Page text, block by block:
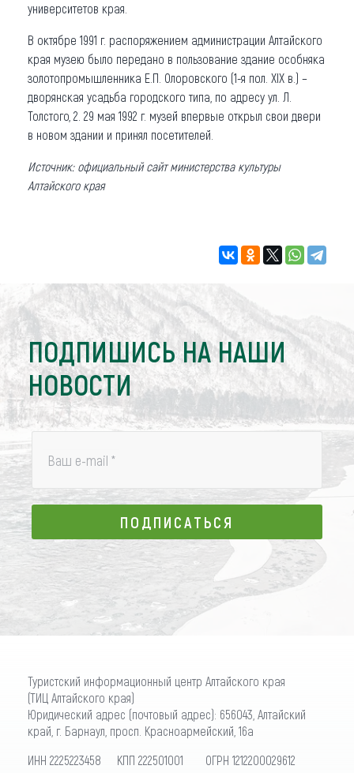
университетов края.
В октябре 1991 г. распоряжением администрации Алтайского
края музею было передано в пользование здание особняка
золотопромышленника Е.П. Олоровского (1-я пол. XIX в.) –
дворянская усадьба городского типа, по адресу ул. Л.
Толстого, 2. 29 мая 1992 г. музей впервые открыл свои двери
в новом здании и принял посетителей.
Источник: официальный сайт министерства культуры
Алтайского края
ПОДПИШИСЬ НА НАШИ
НОВОСТИ
Ваш e-mail *
ПОДПИСАТЬСЯ
ПОДПИСАТЬСЯ
Туристский информационный центр Алтайского края
(ТИЦ Алтайского края)
Юридический адрес (почтовый адрес): 656043, Алтайский
край, г. Барнаул, просп. Красноармейский, 16а
ИНН 2225223458 КПП 222501001 ОГРН 1212200029612